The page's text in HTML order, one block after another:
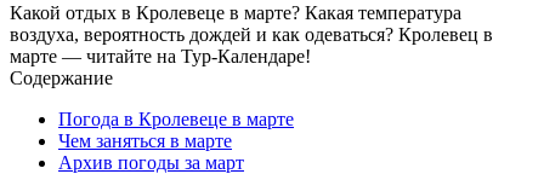
Какой отдых в Кролевеце в марте? Какая температура
воздуха, вероятность дождей и как одеваться? Кролевец в
марте — читайте на Тур-Календаре!
Содержание
Погода в Кролевеце в марте
Чем заняться в марте
Архив погоды за март